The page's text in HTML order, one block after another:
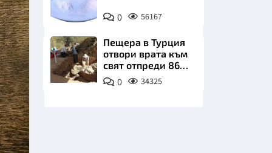
Снимка:
Пиксабей
0 56167
Пещера в Турция
отвори врата към
свят отпреди 86
000 години
0 34325